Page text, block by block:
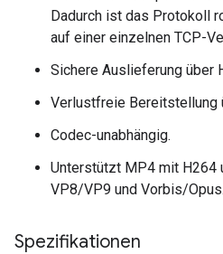
Dadurch ist das Protokoll
auf einer einzelnen TCP-
Sichere Auslieferung über
Verlustfreie Bereitstellung
Codec-unabhängig.
Unterstützt MP4 mit H264
VP8/VP9 und Vorbis/Opus.
Spezifikationen